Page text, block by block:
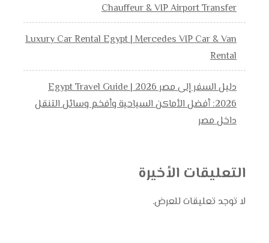
Chauffeur & VIP Airport Transfer
Luxury Car Rental Egypt | Mercedes VIP Car & Van
Rental
دليل السفر إلى مصر 2026 | Egypt Travel Guide
2026: أفضل الأماكن السياحية وأفخم وسائل التنقل
داخل مصر
التعليقات الأخيرة
لا توجد تعليقات للعرض.